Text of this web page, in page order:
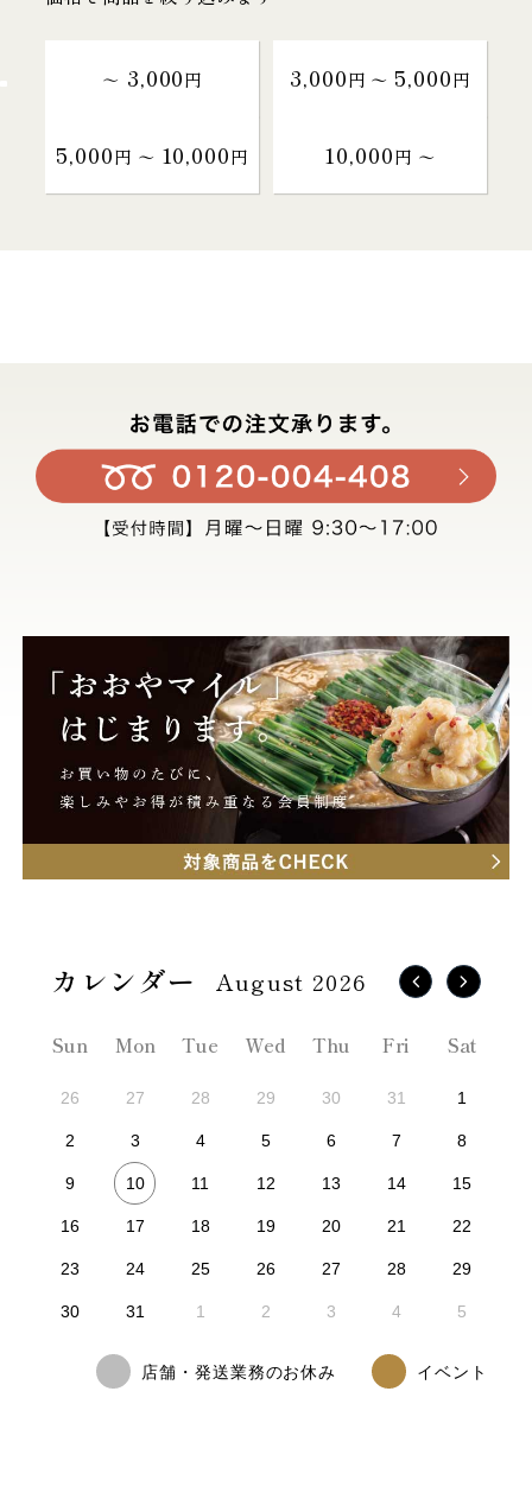
～ 3,000円 3,000円 〜 5,000円
5,000円 〜 10,000円 10,000円 〜
August 2026
Sun Mon Tue Wed Thu Fri Sat
26 27 28 29 30 31 1
2 3 4 5 6 7 8
9 10 11 12 13 14 15
16 17 18 19 20 21 22
23 24 25 26 27 28 29
30 31 1 2 3 4 5
店舗・発送業務のお休み イベント